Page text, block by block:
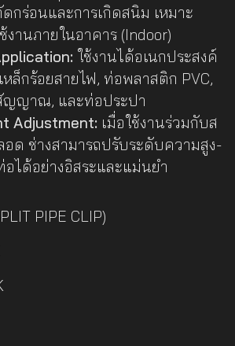
กร่อนและการเกิดสนิม เหมาะ
งานภายในอาคาร (Indoor)
ใช้งานได้อเนกประสงค์
ล็กร้อยสายไฟ, ท่อพลาสติก PVC,
ญญาณ, และท่อประปา
Adjustment: เมื่อใช้งานร่วมกับส
อด ช่างสามารถปรับระดับความสูง-
ได้อย่างอิสระและแม่นยำ
PIPE CLIP)